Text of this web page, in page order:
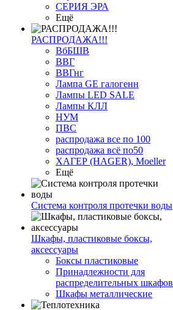
СЕРИЯ ЭРА
Ещё
РАСПРОДАЖА!!!
ВбБШВ
ВВГ
ВВГнг
Лампа GE галогенн
Лампы LED SALE
Лампы КЛЛ
НУМ
ПВС
распродажа все по 100
распродажа всё по50
ХАГЕР (HAGER), Moeller
Ещё
Система контроля протечки воды
Шкафы, пластиковые боксы,
аксессуары
Боксы пластиковые
Принадлежности для
распределительных шкафов
Шкафы металлические